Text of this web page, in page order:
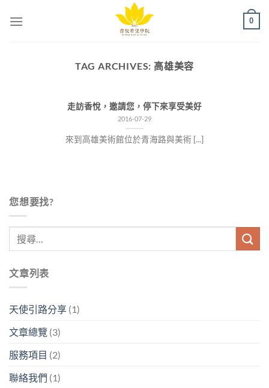
0
TAG ARCHIVES: 高雄美容
走訪香悅，邀請您，停下來享受美好
2016-07-29
來到高雄美術館位於青海路與美術 [...]
您想要找?
文章列表
天使引路分享 (1)
文章總覽 (3)
服務項目 (2)
聯絡我們 (1)